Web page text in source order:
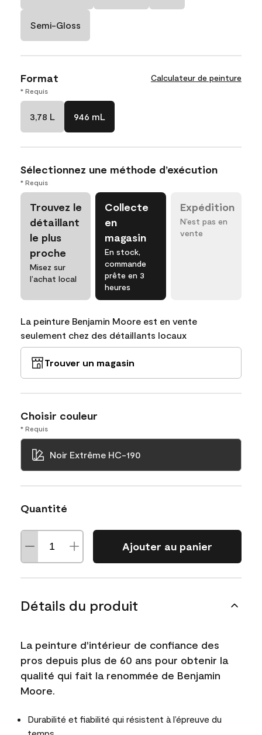
Semi-Gloss
Format Calculateur de peinture
* Requis
3,78 L 946 mL
Sélectionnez une méthode d’exécution
* Requis
Trouvez le
détaillant
le plus
proche
Misez sur
l’achat local
Collecte
en
magasin
En stock,
commande
prête en 3
heures
Expédition
N’est pas en
vente
La peinture Benjamin Moore est en vente
seulement chez des détaillants locaux
Trouver un magasin
Choisir couleur
* Requis
Noir Extrême HC-190
Quantité
Ajouter au panier
Détails du produit
La peinture d'intérieur de confiance des
pros depuis plus de 60 ans pour obtenir la
qualité qui fait la renommée de Benjamin
Moore.
Durabilité et fiabilité qui résistent à l’épreuve du
temps